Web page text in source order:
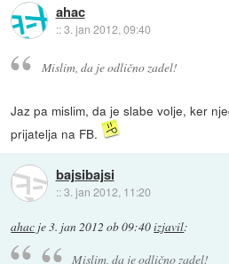
ahac
::3. jan 2012, 09:40
Mislim, da je odlično zadel!
Jaz pa mislim, da je slabe volje, ker
prijatelja na FB.
bajsibajsi
::3. jan 2012, 11:20
ahac je3. jan 2012 ob 09:40izjavil:
Mislim, da je odlično zadel!